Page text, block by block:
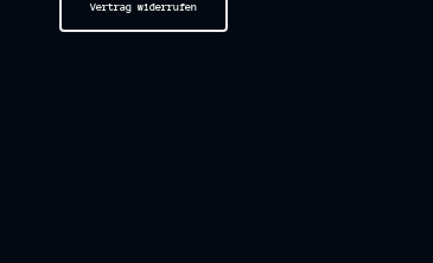
Vertrag widerrufen